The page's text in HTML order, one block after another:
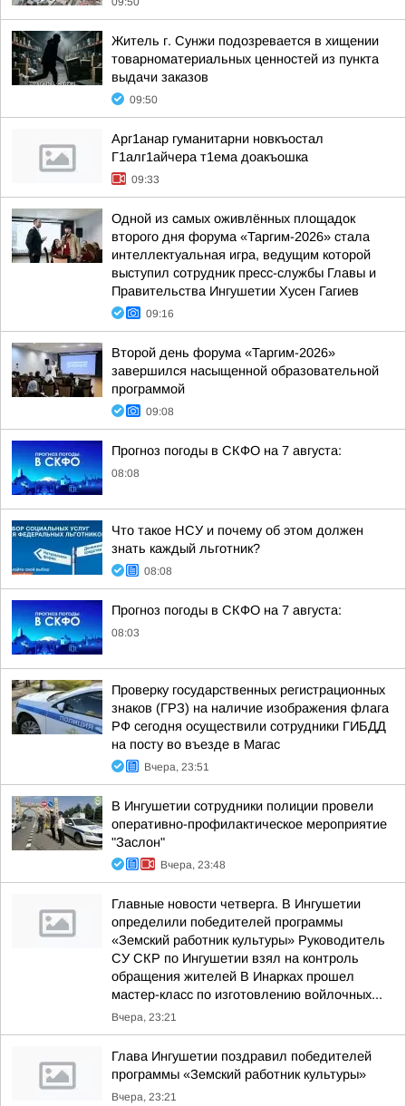
Житель г. Сунжи подозревается в хищении
товарноматериальных ценностей из пункта
выдачи заказов
09:50
Арг1анар гуманитарни новкъостал
Г1алг1айчера т1ема доакъошка
09:33
Одной из самых оживлённых площадок
второго дня форума «Таргим-2026» стала
интеллектуальная игра, ведущим которой
выступил сотрудник пресс-службы Главы и
Правительства Ингушетии Хусен Гагиев
09:16
Второй день форума «Таргим-2026»
завершился насыщенной образовательной
программой
09:08
Прогноз погоды в СКФО на 7 августа:
08:08
Что такое НСУ и почему об этом должен
знать каждый льготник?
08:08
Прогноз погоды в СКФО на 7 августа:
08:03
Проверку государственных регистрационных
знаков (ГРЗ) на наличие изображения флага
РФ сегодня осуществили сотрудники ГИБДД
на посту во въезде в Магас
Вчера, 23:51
В Ингушетии сотрудники полиции провели
оперативно-профилактическое мероприятие
"Заслон"
Вчера, 23:48
Главные новости четверга. В Ингушетии
определили победителей программы
«Земский работник культуры» Руководитель
СУ СКР по Ингушетии взял на контроль
обращения жителей В Инарках прошел
мастер-класс по изготовлению войлочных...
Вчера, 23:21
Глава Ингушетии поздравил победителей
программы «Земский работник культуры»
Вчера, 23:21